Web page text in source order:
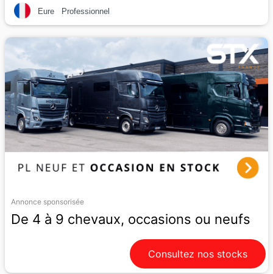
Eure Professionnel
Annonce sponsorisée
De 4 à 9 chevaux, occasions ou neufs
Consultez nos stocks